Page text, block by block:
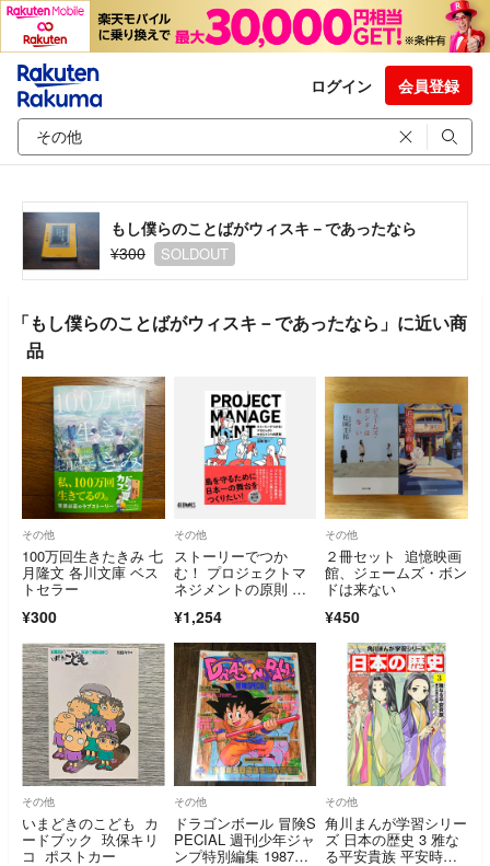
ログイン 会員登録
もし僕らのことばがウィスキ－であったなら
¥300
SOLDOUT
「もし僕らのことばがウィスキ－であったなら」に近い商
品
その他
100万回生きたきみ 七
月隆文 各川文庫 ベス
トセラー
¥300
その他
ストーリーでつか
む！ プロジェクトマ
ネジメントの原則 谷
¥1,254
その他
２冊セット 追憶映画
館、ジェームズ・ボン
ドは来ない
¥450
その他
いまどきのこども カ
ードブック 玖保キリ
コ ポストカー
その他
ドラゴンボール 冒険S
PECIAL 週刊少年ジャ
ンプ特別編集 1987年1
その他
角川まんが学習シリー
ズ 日本の歴史 3 雅な
る平安貴族 平安時代